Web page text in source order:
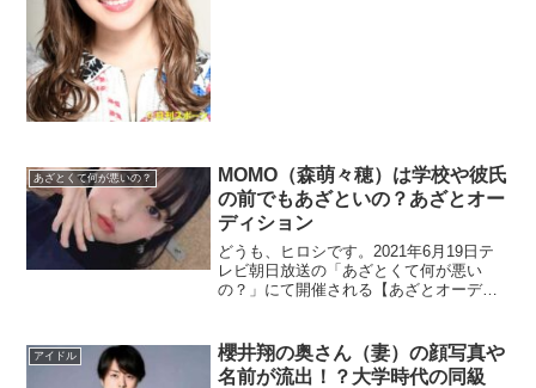
あざとくて何が悪いの？
MOMO（森萌々穂）は学校や彼氏
の前でもあざといの？あざとオー
ディション
どうも、ヒロシです。2021年6月19日テ
レビ朝日放送の「あざとくて何が悪い
の？」にて開催される【あざとオーディ
などをまとめました。また、番組企画の
個人的感想や意見なども紹介しま...
アイドル
櫻井翔の奥さん（妻）の顔写真や
名前が流出！？大学時代の同級